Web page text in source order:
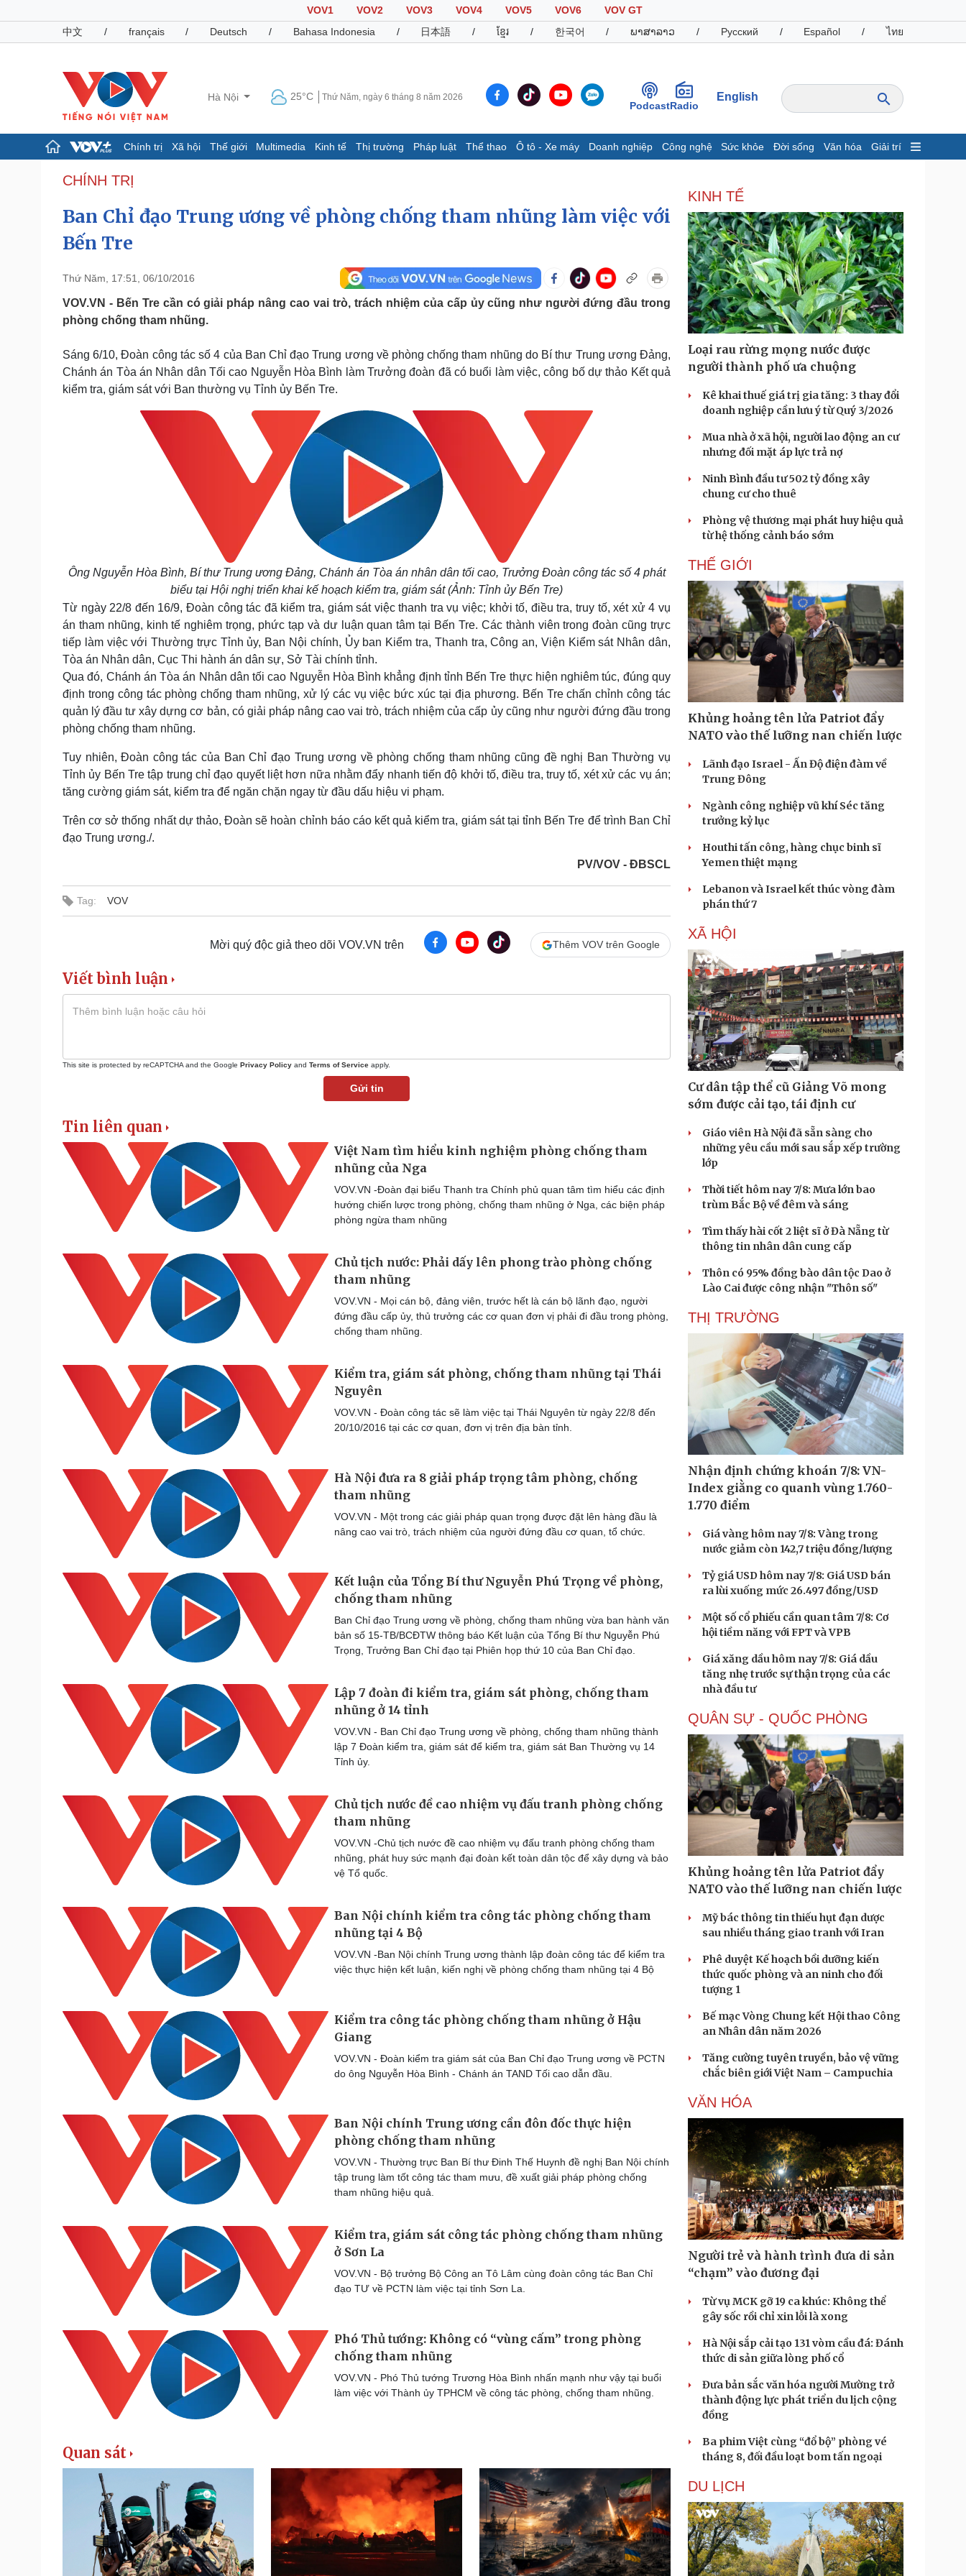
VOV1 VOV2 VOV3 VOV4 VOV5 VOV6
VOV GT
中文
/ français / Deutsch / Bahasa Indonesia / 日本語 / ខ្មែរ / 한국어 / ພາສາລາວ / Русский / Español / ไทย
Hà Nội 25°C Thứ Năm, ngày 6 tháng 8 năm 2026
PodcastRadio
English
Chính trị Xã hội Thế giới Multimedia Kinh tế Thị trường Pháp luật Thể thao Ô tô - Xe máy Doanh nghiệp Công nghệ Sức khỏe Đời sống Văn hóa Giải trí
Chính trị
Tổ chức nhân sự
Quốc hội
Nhận diện sự thật
Dự báo thời tiết
Giáo dục
Cuộc sống đó đây
Hồ sơ
Ảnh
E-Magazine
Bất động sản
Khởi nghiệp
Tiêu dùng
Tỷ giá
Chứng khoán
Giá cà phê
Pháp luật
Vụ án
Tin nóng
Quân sự - Quốc phòng
Thể thao
eSports
Hậu trường
Ô tô - Xe máy
Doanh nghiệp
Thông tin doanh nghiệp
Doanh nghiệp 24h
Doanh nhân
Vì cộng đồng
Công nghệ
Sành điệu
Tin Công nghệ
Trải nghiệm
Chuyển đổi số
Dinh dưỡng - món ngon
Nhà đẹp
Blog
Tình yêu - Gia đình
Sân khấu - Điện ảnh
Di sản
Nghệ sĩ
Thời trang
Sao Việt
Podcast
Câu chuyện thời sự
Đọc truyện đêm khuya
Cửa sổ tình yêu
Hạt giống tâm hồn
CHÍNH TRỊ
Ban Chỉ đạo Trung ương về phòng chống tham nhũng làm việc với
Bến Tre
Thứ Năm, 17:51, 06/10/2016
VOV.VN - Bến Tre cần có giải pháp nâng cao vai trò, trách nhiệm của cấp ủy cũng như người đứng đầu trong
phòng chống tham nhũng.
Sáng 6/10, Đoàn công tác số 4 của Ban Chỉ đạo Trung ương về phòng chống tham nhũng do Bí thư Trung ương Đảng,
Chánh án Tòa án Nhân dân Tối cao Nguyễn Hòa Bình làm Trưởng đoàn đã có buổi làm việc, công bố dự thảo Kết quả
kiểm tra, giám sát với Ban thường vụ Tỉnh ủy Bến Tre.
Ông Nguyễn Hòa Bình, Bí thư Trung ương Đảng, Chánh án Tòa án nhân dân tối cao, Trưởng Đoàn công tác số 4 phát
biểu tại Hội nghị triển khai kế hoạch kiểm tra, giám sát (Ảnh: Tỉnh ủy Bến Tre)
Từ ngày 22/8 đến 16/9, Đoàn công tác đã kiểm tra, giám sát việc thanh tra vụ việc; khởi tố, điều tra, truy tố, xét xử 4 vụ
án tham nhũng, kinh tế nghiêm trọng, phức tạp và dư luận quan tâm tại Bến Tre. Các thành viên trong đoàn cũng trực
tiếp làm việc với Thường trực Tỉnh ủy, Ban Nội chính, Ủy ban Kiểm tra, Thanh tra, Công an, Viện Kiểm sát Nhân dân,
Tòa án Nhân dân, Cục Thi hành án dân sự, Sở Tài chính tỉnh.
Qua đó, Chánh án Tòa án Nhân dân tối cao Nguyễn Hòa Bình khẳng định tỉnh Bến Tre thực hiện nghiêm túc, đúng quy
định trong công tác phòng chống tham nhũng, xử lý các vụ việc bức xúc tại địa phương. Bến Tre chấn chỉnh công tác
quản lý đầu tư xây dựng cơ bản, có giải pháp nâng cao vai trò, trách nhiệm của cấp ủy cũng như người đứng đầu trong
phòng chống tham nhũng.
Tuy nhiên, Đoàn công tác của Ban Chỉ đạo Trung ương về phòng chống tham nhũng cũng đề nghị Ban Thường vụ
Tỉnh ủy Bến Tre tập trung chỉ đạo quyết liệt hơn nữa nhằm đẩy nhanh tiến độ khởi tố, điều tra, truy tố, xét xử các vụ án;
tăng cường giám sát, kiểm tra để ngăn chặn ngay từ đầu dấu hiệu vi phạm.
Trên cơ sở thống nhất dự thảo, Đoàn sẽ hoàn chỉnh báo cáo kết quả kiểm tra, giám sát tại tỉnh Bến Tre để trình Ban Chỉ
đạo Trung ương./.
PV/VOV - ĐBSCL
Tag: VOV
Mời quý độc giả theo dõi VOV.VN trên Thêm VOV trên Google
Viết bình luận
This site is protected by reCAPTCHA and the Google Privacy Policy and Terms of Service apply.
Gửi tin
Tin liên quan
Việt Nam tìm hiểu kinh nghiệm phòng chống tham
nhũng của Nga
VOV.VN -Đoàn đại biểu Thanh tra Chính phủ quan tâm tìm hiểu các định
hướng chiến lược trong phòng, chống tham nhũng ở Nga, các biện pháp
phòng ngừa tham nhũng
Chủ tịch nước: Phải dấy lên phong trào phòng chống
tham nhũng
VOV.VN - Mọi cán bộ, đảng viên, trước hết là cán bộ lãnh đạo, người
đứng đầu cấp ủy, thủ trưởng các cơ quan đơn vị phải đi đầu trong phòng,
chống tham nhũng.
Kiểm tra, giám sát phòng, chống tham nhũng tại Thái
Nguyên
VOV.VN - Đoàn công tác sẽ làm việc tại Thái Nguyên từ ngày 22/8 đến
20/10/2016 tại các cơ quan, đơn vị trên địa bàn tỉnh.
Hà Nội đưa ra 8 giải pháp trọng tâm phòng, chống
tham nhũng
VOV.VN - Một trong các giải pháp quan trọng được đặt lên hàng đầu là
nâng cao vai trò, trách nhiệm của người đứng đầu cơ quan, tổ chức.
Kết luận của Tổng Bí thư Nguyễn Phú Trọng về phòng,
chống tham nhũng
Ban Chỉ đạo Trung ương về phòng, chống tham nhũng vừa ban hành văn
bản số 15-TB/BCĐTW thông báo Kết luận của Tổng Bí thư Nguyễn Phú
Trọng, Trưởng Ban Chỉ đạo tại Phiên họp thứ 10 của Ban Chỉ đạo.
Lập 7 đoàn đi kiểm tra, giám sát phòng, chống tham
nhũng ở 14 tỉnh
VOV.VN - Ban Chỉ đạo Trung ương về phòng, chống tham nhũng thành
lập 7 Đoàn kiểm tra, giám sát để kiểm tra, giám sát Ban Thường vụ 14
Tỉnh ủy.
Chủ tịch nước đề cao nhiệm vụ đấu tranh phòng chống
tham nhũng
VOV.VN -Chủ tịch nước đề cao nhiệm vụ đấu tranh phòng chống tham
nhũng, phát huy sức mạnh đại đoàn kết toàn dân tộc để xây dựng và bảo
vệ Tổ quốc.
Ban Nội chính kiểm tra công tác phòng chống tham
nhũng tại 4 Bộ
VOV.VN -Ban Nội chính Trung ương thành lập đoàn công tác để kiểm tra
việc thực hiện kết luận, kiến nghị về phòng chống tham nhũng tại 4 Bộ
Kiểm tra công tác phòng chống tham nhũng ở Hậu
Giang
VOV.VN - Đoàn kiểm tra giám sát của Ban Chỉ đạo Trung ương về PCTN
do ông Nguyễn Hòa Bình - Chánh án TAND Tối cao dẫn đầu.
Ban Nội chính Trung ương cần đôn đốc thực hiện
phòng chống tham nhũng
VOV.VN - Thường trực Ban Bí thư Đinh Thế Huynh đề nghị Ban Nội chính
tập trung làm tốt công tác tham mưu, đề xuất giải pháp phòng chống
tham nhũng hiệu quả.
Kiểm tra, giám sát công tác phòng chống tham nhũng
ở Sơn La
VOV.VN - Bộ trưởng Bộ Công an Tô Lâm cùng đoàn công tác Ban Chỉ
đạo TƯ về PCTN làm việc tại tỉnh Sơn La.
Phó Thủ tướng: Không có “vùng cấm” trong phòng
chống tham nhũng
VOV.VN - Phó Thủ tướng Trương Hòa Bình nhấn mạnh như vậy tại buổi
làm việc với Thành ủy TPHCM về công tác phòng, chống tham nhũng.
Quan sát
KINH TẾ
Loại rau rừng mọng nước được
người thành phố ưa chuộng
Kê khai thuế giá trị gia tăng: 3 thay đổi
doanh nghiệp cần lưu ý từ Quý 3/2026
Mua nhà ở xã hội, người lao động an cư
nhưng đối mặt áp lực trả nợ
Ninh Bình đầu tư 502 tỷ đồng xây
chung cư cho thuê
Phòng vệ thương mại phát huy hiệu quả
từ hệ thống cảnh báo sớm
THẾ GIỚI
Khủng hoảng tên lửa Patriot đẩy
NATO vào thế lưỡng nan chiến lược
Lãnh đạo Israel - Ấn Độ điện đàm về
Trung Đông
Ngành công nghiệp vũ khí Séc tăng
trưởng kỷ lục
Houthi tấn công, hàng chục binh sĩ
Yemen thiệt mạng
Lebanon và Israel kết thúc vòng đàm
phán thứ 7
XÃ HỘI
Cư dân tập thể cũ Giảng Võ mong
sớm được cải tạo, tái định cư
Giáo viên Hà Nội đã sẵn sàng cho
những yêu cầu mới sau sắp xếp trường
lớp
Thời tiết hôm nay 7/8: Mưa lớn bao
trùm Bắc Bộ về đêm và sáng
Tìm thấy hài cốt 2 liệt sĩ ở Đà Nẵng từ
thông tin nhân dân cung cấp
Thôn có 95% đồng bào dân tộc Dao ở
Lào Cai được công nhận "Thôn số"
THỊ TRƯỜNG
Nhận định chứng khoán 7/8: VN-
Index giằng co quanh vùng 1.760-
1.770 điểm
Giá vàng hôm nay 7/8: Vàng trong
nước giảm còn 142,7 triệu đồng/lượng
Tỷ giá USD hôm nay 7/8: Giá USD bán
ra lùi xuống mức 26.497 đồng/USD
Một số cổ phiếu cần quan tâm 7/8: Cơ
hội tiềm năng với FPT và VPB
Giá xăng dầu hôm nay 7/8: Giá dầu
tăng nhẹ trước sự thận trọng của các
nhà đầu tư
QUÂN SỰ - QUỐC PHÒNG
Khủng hoảng tên lửa Patriot đẩy
NATO vào thế lưỡng nan chiến lược
Mỹ bác thông tin thiếu hụt đạn dược
sau nhiều tháng giao tranh với Iran
Phê duyệt Kế hoạch bồi dưỡng kiến
thức quốc phòng và an ninh cho đối
tượng 1
Bế mạc Vòng Chung kết Hội thao Công
an Nhân dân năm 2026
Tăng cường tuyên truyền, bảo vệ vững
chắc biên giới Việt Nam – Campuchia
VĂN HÓA
Người trẻ và hành trình đưa di sản
“chạm” vào đương đại
Từ vụ MCK gỡ 19 ca khúc: Không thể
gây sốc rồi chỉ xin lỗi là xong
Hà Nội sắp cải tạo 131 vòm cầu đá: Đánh
thức di sản giữa lòng phố cổ
Đưa bản sắc văn hóa người Mường trở
thành động lực phát triển du lịch cộng
đồng
Ba phim Việt cùng “đổ bộ” phòng vé
tháng 8, đối đầu loạt bom tấn ngoại
DU LỊCH